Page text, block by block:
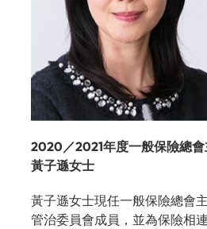
2020／2021年度一般保險總
黃子遜女士
黃子遜女士現任一般保險總會
管治委員會成員，並為保險相